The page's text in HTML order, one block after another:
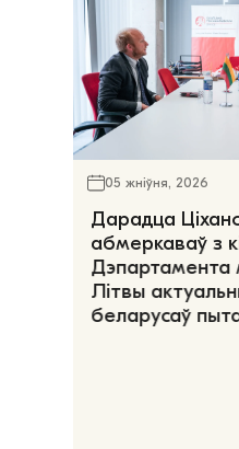
05 жніўня, 2026
Дарадца
абмеркаваў з
Дэпартамента
Літвы
беларусаў